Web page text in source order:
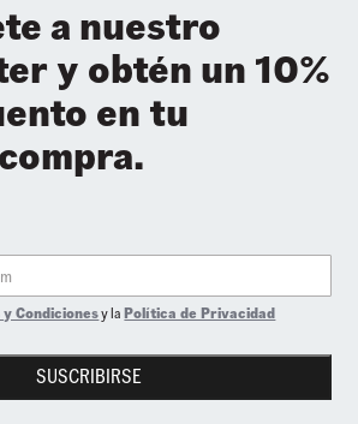
a nuestro
y obtén un 10%
en tu
SUSCRIBIRSE
y Condicionesy laPolítica de Privacidad